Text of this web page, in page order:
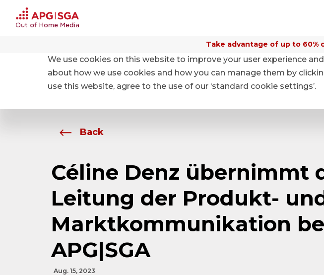
Take advantage of up to 60%
About APG|SGA News
Back
Céline Denz übernimmt
Leitung der Produkt-
Marktkommunikation
APG|SGA
Aug. 15, 2023
We use cookies on this website to improve your user experience
about how we use cookies and how you can manage them by
use this website, agree to the use of our ‘standard cookie settings’.